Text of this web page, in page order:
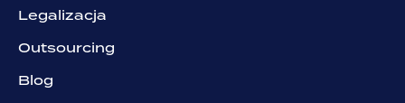
Legalizacja
Outsourcing
Blog